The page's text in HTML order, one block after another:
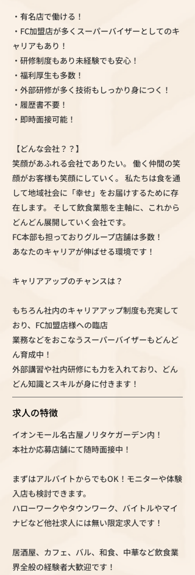
・有名店で働ける！
・FC加盟店が多くスーパーバイザーとしてのキ
ャリアもあり！
・研修制度もあり未経験でも安心！
・福利厚生も多数！
・外部研修が多く技術もしっかり身につく！
・履歴書不要！
・即時面接可能！
【どんな会社？？】
笑顔があふれる会社でありたい。 働く仲間の笑
顔がお客様も笑顔にしていく。 私たちは食を通
して地域社会に「幸せ」をお届けするために存
在します。 そして飲食業態を主軸に、これから
どんどん展開していく会社です。
FC本部も担っておりグループ店舗は多数！
あなたのキャリアが伸ばせる環境です！
キャリアアップのチャンスは？
もちろん社内のキャリアアップ制度も充実して
おり、FC加盟店様への臨店
業務などをおこなうスーパーバイザーもどんど
ん育成中！
外部講習や社内研修にも力を入れており、どん
どん知識とスキルが身に付きます！
求人の特徴
イオンモール名古屋ノリタケガーデン内！
本社か応募店舗にて随時面接中！
まずはアルバイトからでもOK！モニターや体験
入店も検討できます。
ハローワークやタウンワーク、バイトルやマイ
ナビなど他社求人には無い限定求人です！
居酒屋、カフェ、バル、和食、中華など飲食業
界全般の経験者大歓迎です！